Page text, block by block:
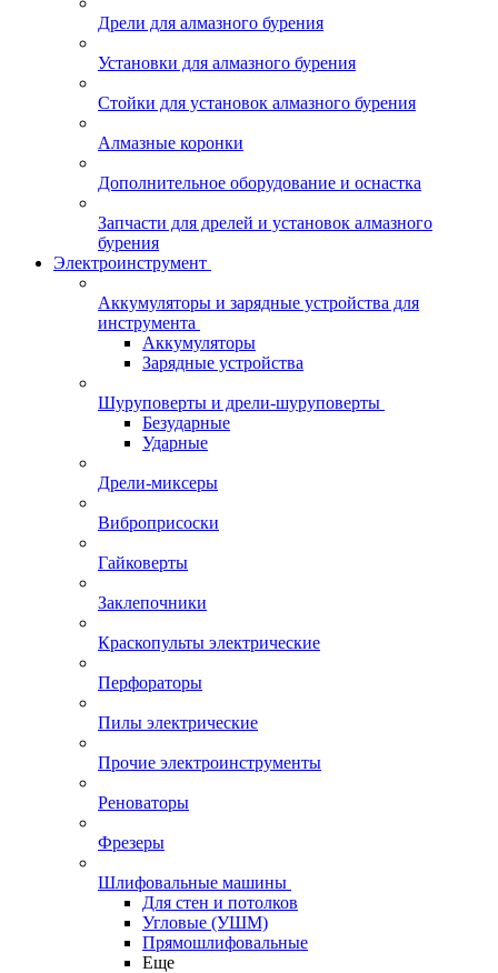
Дрели для алмазного бурения
Установки для алмазного бурения
Стойки для установок алмазного бурения
Алмазные коронки
Дополнительное оборудование и оснастка
Запчасти для дрелей и установок алмазного
бурения
Электроинструмент
Аккумуляторы и зарядные устройства для
инструмента
Аккумуляторы
Зарядные устройства
Шуруповерты и дрели-шуруповерты
Безударные
Ударные
Дрели-миксеры
Виброприсоски
Гайковерты
Заклепочники
Краскопульты электрические
Перфораторы
Пилы электрические
Прочие электроинструменты
Реноваторы
Фрезеры
Шлифовальные машины
Для стен и потолков
Угловые (УШМ)
Прямошлифовальные
Еще